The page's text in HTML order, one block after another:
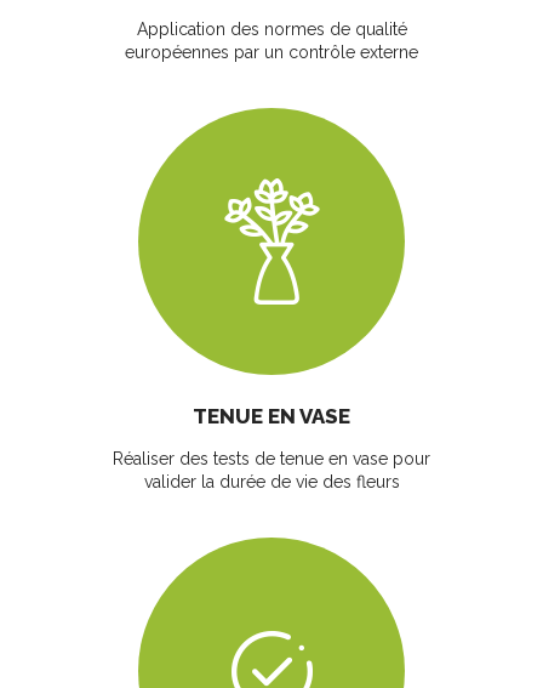
Application des normes de qualité
européennes par un contrôle externe
TENUE EN VASE
Réaliser des tests de tenue en vase pour
valider la durée de vie des fleurs